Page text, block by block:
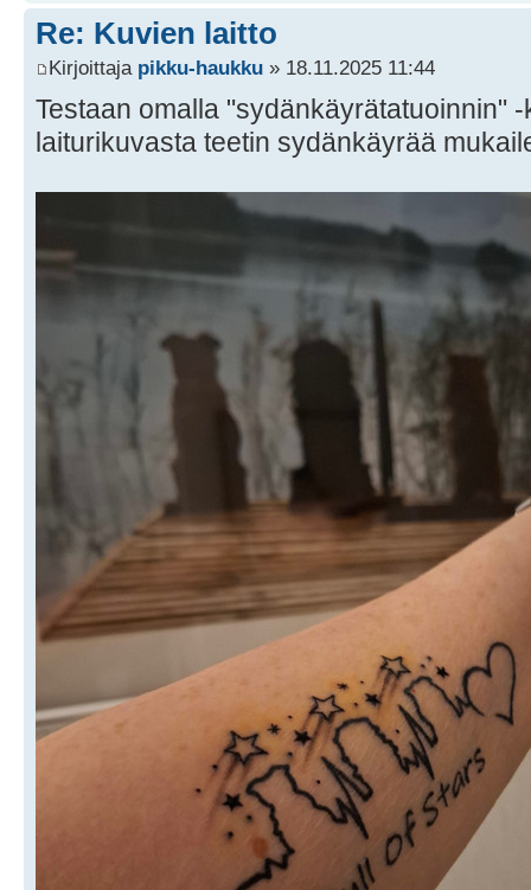
Re: Kuvien laitto
Kirjoittaja pikku-haukku » 18.11.2025 11:44
Testaan omalla "sydänkäyrätatuoinnin"
laiturikuvasta teetin sydänkäyrää